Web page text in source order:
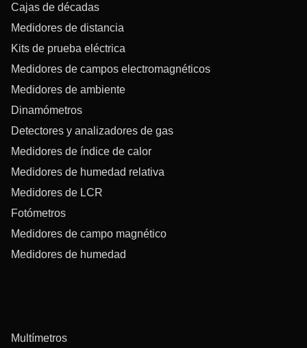
Cajas de décadas
Medidores de distancia
Kits de prueba eléctrica
Medidores de campos electromagnéticos
Medidores de ambiente
Dinamómetros
Detectores y analizadores de gas
Medidores de índice de calor
Medidores de humedad relativa
Medidores de LCR
Fotómetros
Medidores de campo magnético
Medidores de humedad
Multímetros